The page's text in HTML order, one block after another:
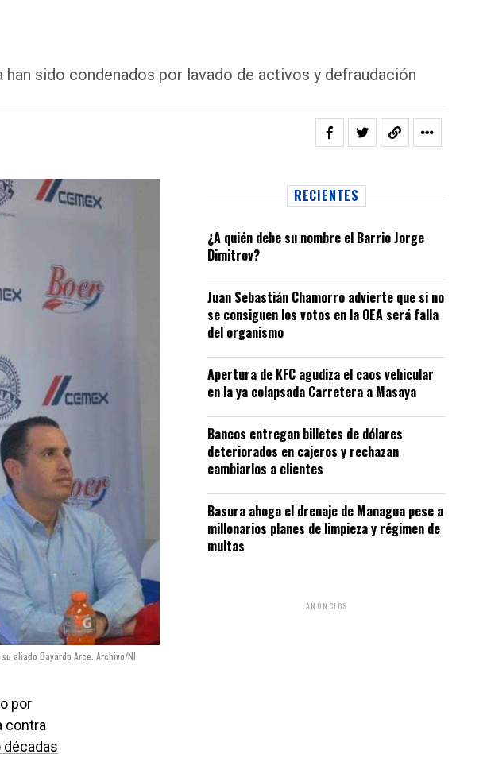
sido condenados por lavado de activos y defraudación
aliado Bayardo Arce. Archivo/NI
por
contra
RECIENTES
¿A quién debe su nombre el Barrio Jorge
Dimitrov?
Juan Sebastián Chamorro advierte que si no
se consiguen los votos en la OEA será falla
del organismo
Apertura de KFC agudiza el caos vehicular
en la ya colapsada Carretera a Masaya
Bancos entregan billetes de dólares
deteriorados en cajeros y rechazan
cambiarlos a clientes
Basura ahoga el drenaje de Managua pese a
millonarios planes de limpieza y régimen de
multas
ANUNCIOS